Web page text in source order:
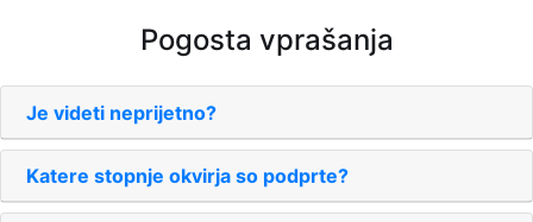
Pogosta vprašanja
Je videti neprijetno?
Katere stopnje okvirja so podprte?